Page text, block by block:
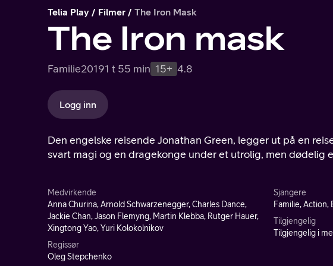
Telia Play Filmer The Iron Mask
The Iron mask
Familie20191 t 55 min 15+ 4.8
Logg inn
Den engelske reisende Jonathan Green, legger ut på en
svart magi og en dragekonge under et utrolig, men dødelig
Medvirkende
Anna Churina, Arnold Schwarzenegger, Charles Dance,
Jackie Chan, Jason Flemyng, Martin Klebba, Rutger Hauer,
Xingtong Yao, Yuri Kolokolnikov
Regissør
Oleg Stepchenko
Sjangere
Familie, Action,
Tilgjengelig
Tilgjengelig i